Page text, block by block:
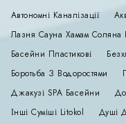
Автономні Каналізації
Лазня Сауна Хамам Соляна
Басейни Пластикові
Боротьба З Водоростями
Джакузі SPA Басейни
Інші Суміші Litokol
Душі